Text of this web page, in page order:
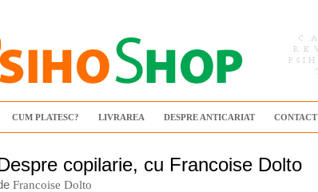
CUM PLATESC? LIVRAREA DESPRE ANTICARIAT CONTACT
copilarie, cu Francoise Dolto
Francoise Dolto